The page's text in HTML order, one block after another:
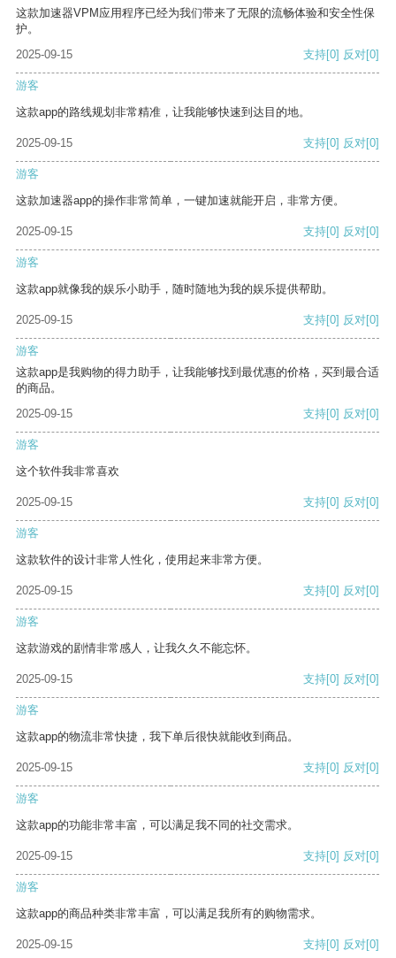
这款加速器VPM应用程序已经为我们带来了无限的流畅体验和安全性保
护。
2025-09-15
支持[0] 反对[0]
游客
这款app的路线规划非常精准，让我能够快速到达目的地。
2025-09-15 支持[0] 反对[0]
游客
这款加速器app的操作非常简单，一键加速就能开启，非常方便。
2025-09-15 支持[0] 反对[0]
游客
这款app就像我的娱乐小助手，随时随地为我的娱乐提供帮助。
2025-09-15 支持[0] 反对[0]
游客
这款app是我购物的得力助手，让我能够找到最优惠的价格，买到最合适
的商品。
2025-09-15
支持[0] 反对[0]
游客
这个软件我非常喜欢
2025-09-15 支持[0] 反对[0]
游客
这款软件的设计非常人性化，使用起来非常方便。
2025-09-15 支持[0] 反对[0]
游客
这款游戏的剧情非常感人，让我久久不能忘怀。
2025-09-15 支持[0] 反对[0]
游客
这款app的物流非常快捷，我下单后很快就能收到商品。
2025-09-15 支持[0] 反对[0]
游客
这款app的功能非常丰富，可以满足我不同的社交需求。
2025-09-15 支持[0] 反对[0]
游客
这款app的商品种类非常丰富，可以满足我所有的购物需求。
2025-09-15 支持[0] 反对[0]